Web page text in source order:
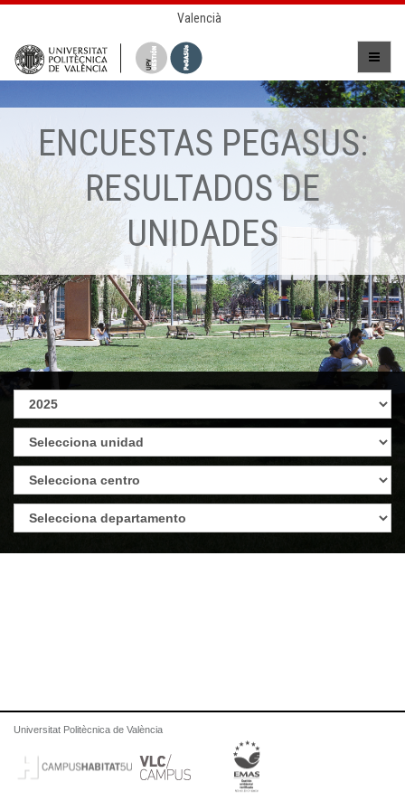
Valencià
ENCUESTAS PEGASUS:
RESULTADOS DE
UNIDADES
Universitat Politècnica de València